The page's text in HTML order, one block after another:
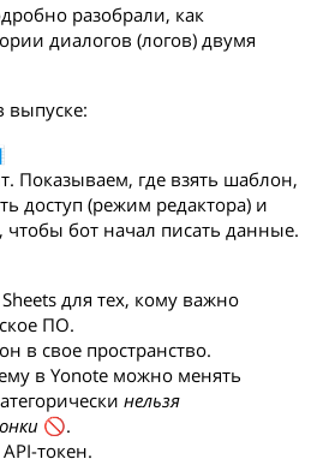
разобрали, как
диалогов (логов) двумя
выпуске:
Показываем, где взять шаблон,
доступ (режим редактора) и
чтобы бот начал писать данные.
для тех, кому важно
ПО.
в свое пространство.
в Yonote можно менять
нельзя
🚫.
токен.